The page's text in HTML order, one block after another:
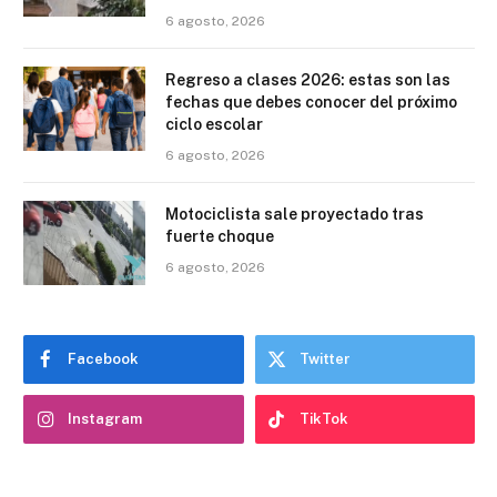
6 agosto, 2026
Regreso a clases 2026: estas son las
fechas que debes conocer del próximo
ciclo escolar
6 agosto, 2026
Motociclista sale proyectado tras
fuerte choque
6 agosto, 2026
Facebook Twitter
Instagram TikTok